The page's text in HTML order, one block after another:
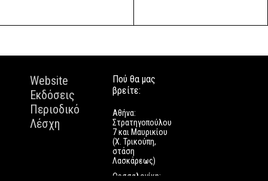
Website
Εκδόσεις
Περιοδικό
Λέσχη
Πού θα μας
βρείτε:
Αθήνα:
Στρατηγοπούλου
7 και Μαυρικίου
(Χ. Τρικούπη,
στάση
Λασκάρεως)
Θεσσαλονίκη: